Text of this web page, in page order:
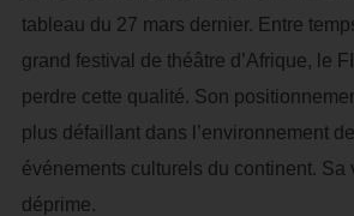
tableau du 27 mars dernier. Entre
grand festival de théâtre d’Afrique, le
perdre cette qualité. Son
plus défaillant dans l’environnement
événements culturels du continent. Sa
déprime.